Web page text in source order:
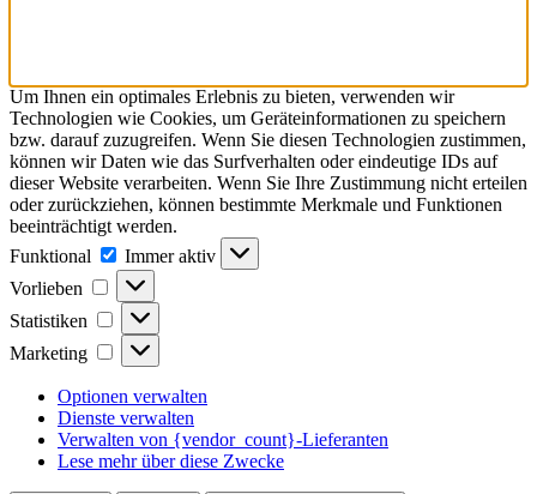
Um Ihnen ein optimales Erlebnis zu bieten, verwenden wir
Technologien wie Cookies, um Geräteinformationen zu speichern
bzw. darauf zuzugreifen. Wenn Sie diesen Technologien zustimmen,
können wir Daten wie das Surfverhalten oder eindeutige IDs auf
dieser Website verarbeiten. Wenn Sie Ihre Zustimmung nicht erteilen
oder zurückziehen, können bestimmte Merkmale und Funktionen
beeinträchtigt werden.
Funktional
Funktional
Immer aktiv
Vorlieben
Vorlieben
Statistiken Statistiken
Marketing Marketing
Optionen verwalten
Dienste verwalten
Verwalten von {vendor_count}-Lieferanten
Lese mehr über diese Zwecke